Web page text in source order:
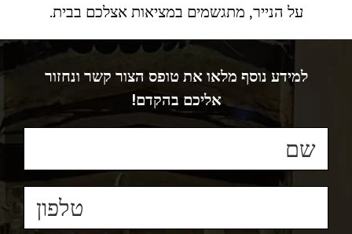
על הנייר, מתגשמים במציאות אצלכם בבית.
למידע נוסף מלאו את טופס הצור קשר ונחזור
אליכם בהקדם!